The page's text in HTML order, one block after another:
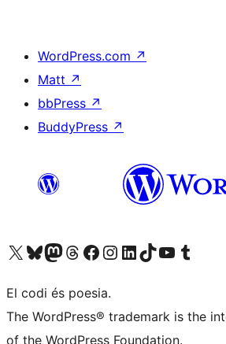
WordPress.com ↗
Matt ↗
bbPress ↗
BuddyPress ↗
Visiteu el nostre compte X (abans Twitter)
Visiteu el nostre compte de Bluesky
Visiteu el nostre compte al Mastodon
Visiteu el nostre compte de Threads
Visiteu la nostra pàgina al Facebook
Visiteu el nostre compte d'Instagram
Visiteu el nostre compte de LinkedIn
Visiteu el nostre compte de TikTok
Visiteu el nostre canal al YouTube
Visiteu el nostre compte de Tumblr
El codi és poesia.
The WordPress® trademark is the
of the WordPress Foundation.